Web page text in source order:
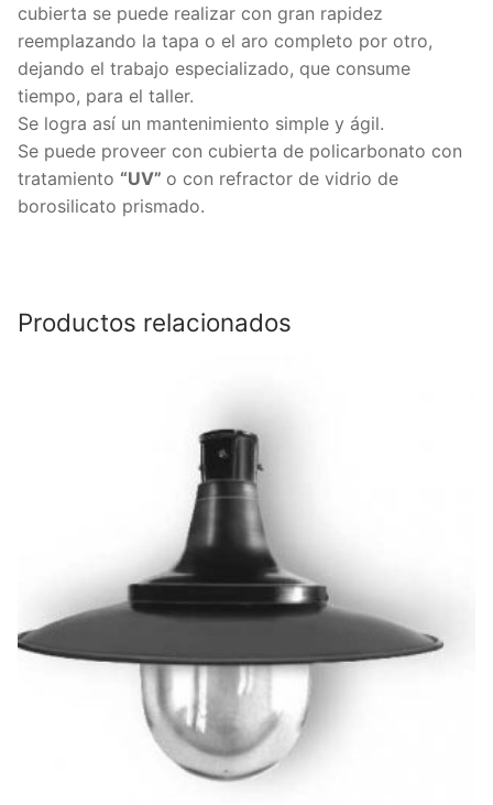
cubierta se puede realizar con gran rapidez
reemplazando la tapa o el aro completo por otro,
dejando el trabajo especializado, que consume
tiempo, para el taller.
Se logra así un mantenimiento simple y ágil.
Se puede proveer con cubierta de policarbonato con
tratamiento “UV” o con refractor de vidrio de
borosilicato prismado.
Productos relacionados